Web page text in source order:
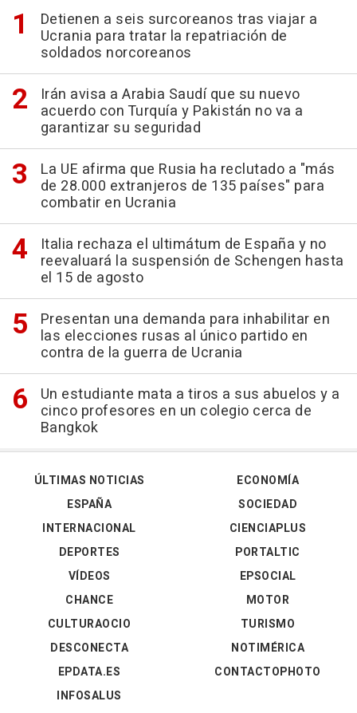
Detienen a seis surcoreanos tras viajar a
Ucrania para tratar la repatriación de
soldados norcoreanos
Irán avisa a Arabia Saudí que su nuevo
acuerdo con Turquía y Pakistán no va a
garantizar su seguridad
La UE afirma que Rusia ha reclutado a "más
de 28.000 extranjeros de 135 países" para
combatir en Ucrania
Italia rechaza el ultimátum de España y no
reevaluará la suspensión de Schengen hasta
el 15 de agosto
Presentan una demanda para inhabilitar en
las elecciones rusas al único partido en
contra de la guerra de Ucrania
Un estudiante mata a tiros a sus abuelos y a
cinco profesores en un colegio cerca de
Bangkok
ÚLTIMAS NOTICIAS
ESPAÑA
INTERNACIONAL
DEPORTES
VÍDEOS
ECONOMÍA
SOCIEDAD
CIENCIAPLUS
PORTALTIC
EPSOCIAL
CHANCE
CULTURAOCIO
DESCONECTA
EPDATA.ES
INFOSALUS
MOTOR
TURISMO
NOTIMÉRICA
CONTACTOPHOTO